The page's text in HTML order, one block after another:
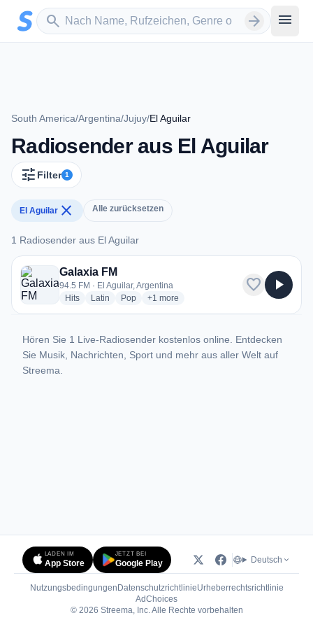
Zum Hauptinhalt springen
search
Sender suchen arrow_forward menu
South America/Argentina/Jujuy/El Aguilar
Radiosender aus El Aguilar
tune Filter 1
El Aguilar close Alle zurücksetzen
1 Radiosender aus El Aguilar
1 Radiosender aus El Aguilar
Galaxia FM
94.5 FM · El Aguilar, Argentina
Hitsradio stations
Latin radio stations
Popradio stations
+1 more genres for Galaxia FM
more
favorite play_arrow
Hören Sie 1 Live-Radiosender kostenlos online. Entdecken
Sie Musik, Nachrichten, Sport und mehr aus aller Welt auf
Streema.
LADEN IM
App Store
JETZT BEI
Google Play Deutsch
Nutzungsbedingungen DatenschutzrichtlinieUrheberrechtsrichtlinie
AdChoices(öffnet in neuem Tab)
© 2026 Streema, Inc. Alle Rechte vorbehalten